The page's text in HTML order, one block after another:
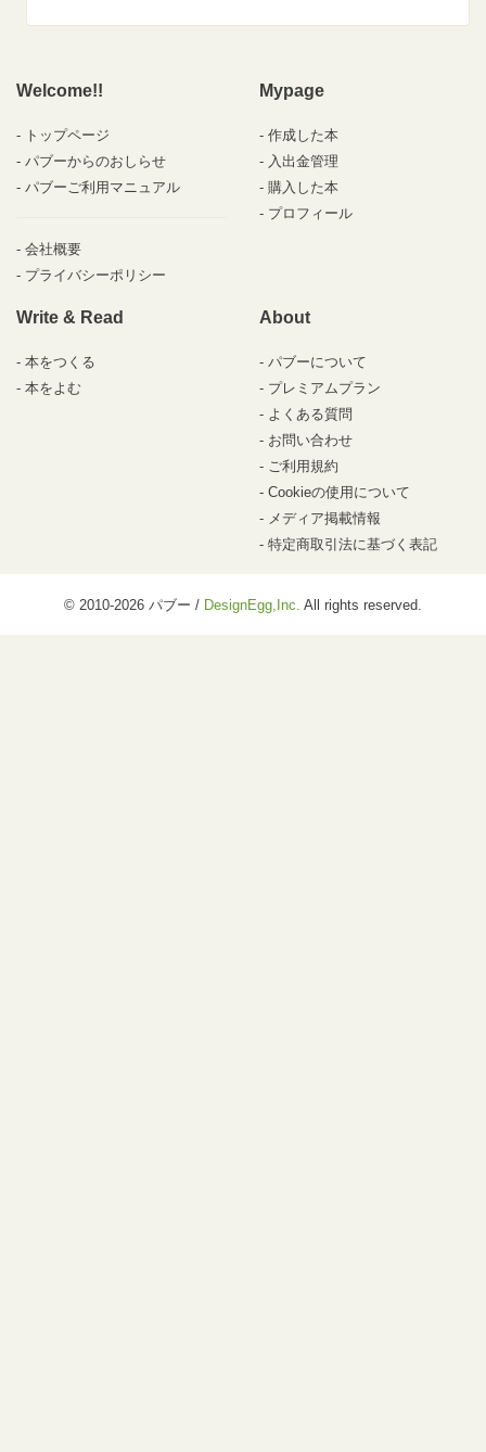
Welcome!!
トップページ
パブーからのおしらせ
パブーご利用マニュアル
会社概要
プライバシーポリシー
Mypage
作成した本
入出金管理
購入した本
プロフィール
Write & Read
本をつくる
本をよむ
About
パブーについて
プレミアムプラン
よくある質問
お問い合わせ
ご利用規約
Cookieの使用について
メディア掲載情報
特定商取引法に基づく表記
© 2010-2026 パブー / DesignEgg,Inc. All rights reserved.